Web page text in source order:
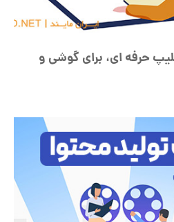
کلیپ حرفه ای، برای گوشی و